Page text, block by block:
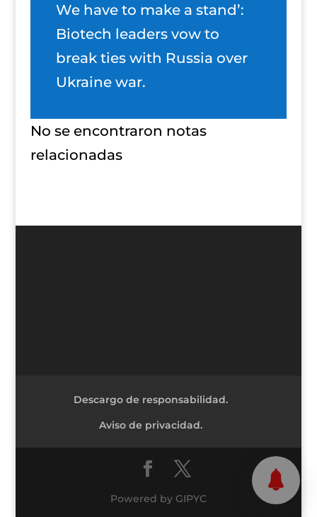
We have to make a stand’:
Biotech leaders vow to
break ties with Russia over
Ukraine war.
No se encontraron notas
relacionadas
Descargo de responsabilidad.
Aviso de privacidad.
Powered by GIPYC